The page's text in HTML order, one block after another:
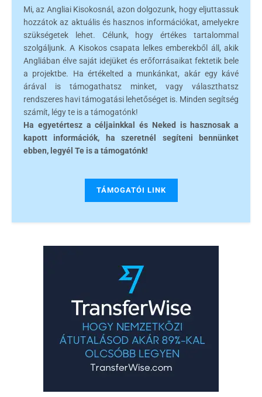
Mi, az Angliai Kisokosnál, azon dolgozunk, hogy eljuttassuk
hozzátok az aktuális és hasznos információkat, amelyekre
szükségetek lehet. Célunk, hogy értékes tartalommal
szolgáljunk. A Kisokos csapata lelkes emberekből áll, akik
Angliában élve saját idejüket és erőforrásaikat fektetik bele
a projektbe. Ha értékelted a munkánkat, akár egy kávé
árával is támogathatsz minket, vagy választhatsz
rendszeres havi támogatási lehetőséget is. Minden segítség
számít, légy te is a támogatónk!
Ha egyetértesz a céljainkkal és Neked is hasznosak a
kapott információk, ha szeretnél segíteni bennünket
ebben, legyél Te is a támogatónk!
TÁMOGATÓI LINK